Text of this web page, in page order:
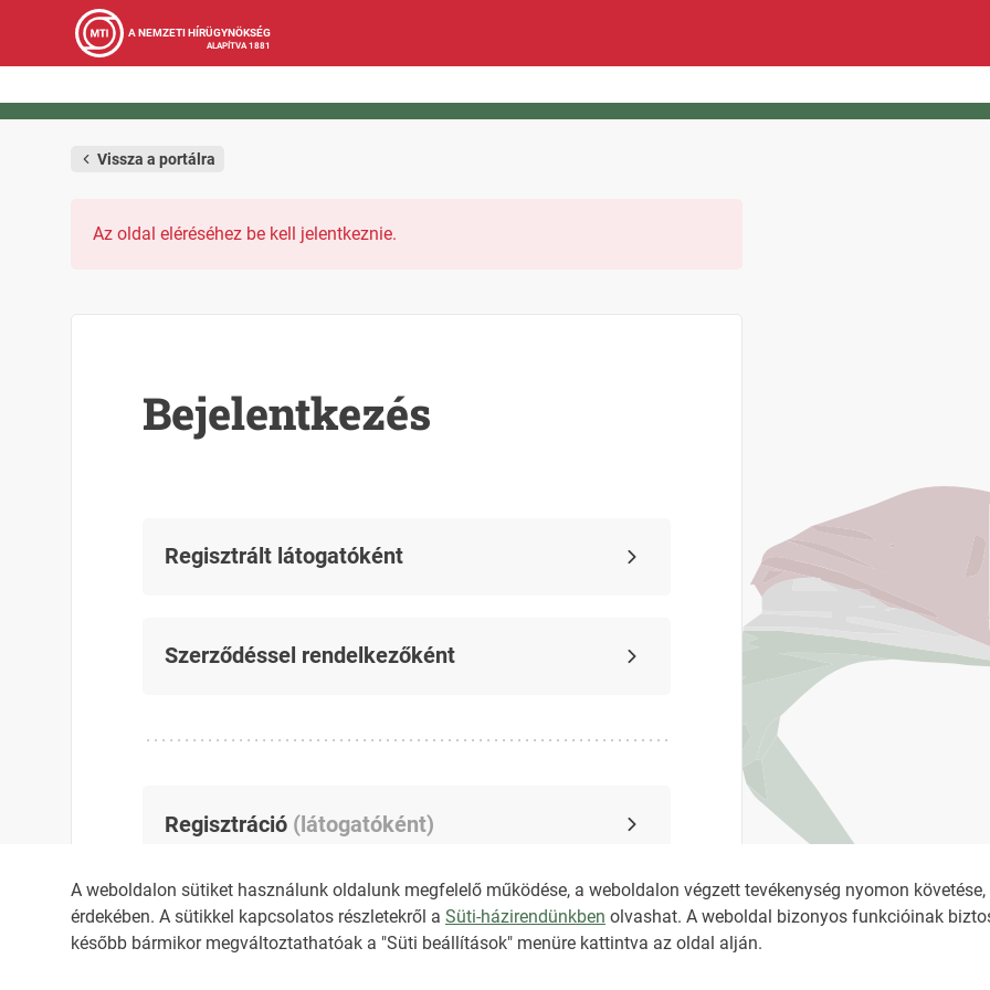
A weboldalon sütiket használunk oldalunk megfelelő működése, a weboldalon végzett tevékenység nyomon
érdekében. A sütikkel kapcsolatos részletekről a Süti-házirendünkben olvashat. A weboldal bizonyos funkcióinak
később bármikor megváltoztathatóak a "Süti beállítások" menüre kattintva az oldal alján.
A NEMZETI HÍRÜGYNÖKSÉG
ALAPÍTVA 1881
Vissza a portálra
Az oldal eléréséhez be kell jelentkeznie.
Bejelentkezés
Regisztrált látogatóként
Szerződéssel rendelkezőként
Regisztráció (látogatóként)